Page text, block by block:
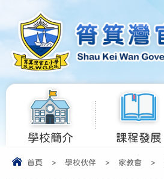
學校簡介 課程發展
首頁 > 學校伙伴 > 家教會 >